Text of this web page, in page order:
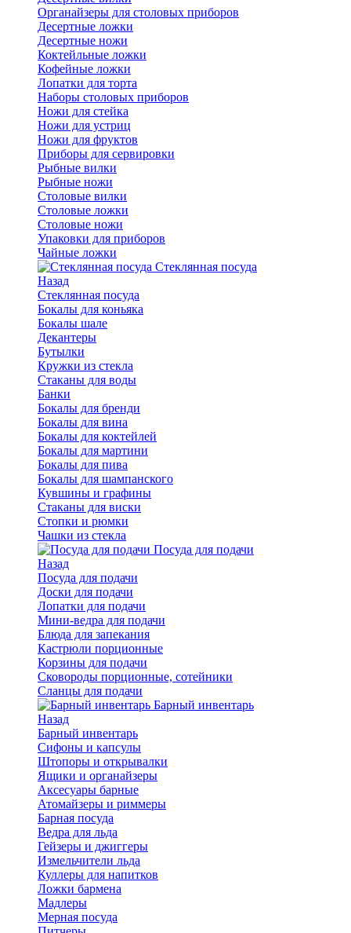
Органайзеры для столовых приборов
Десертные ложки
Десертные ножи
Коктейльные ложки
Кофейные ложки
Лопатки для торта
Наборы столовых приборов
Ножи для стейка
Ножи для устриц
Ножи для фруктов
Приборы для сервировки
Рыбные вилки
Рыбные ножи
Столовые вилки
Столовые ложки
Столовые ножи
Упаковки для приборов
Чайные ложки
Стеклянная посуда
Назад
Стеклянная посуда
Бокалы для коньяка
Бокалы шале
Декантеры
Бутылки
Кружки из стекла
Стаканы для воды
Банки
Бокалы для бренди
Бокалы для вина
Бокалы для коктейлей
Бокалы для мартини
Бокалы для пива
Бокалы для шампанского
Кувшины и графины
Стаканы для виски
Стопки и рюмки
Чашки из стекла
Посуда для подачи
Назад
Посуда для подачи
Доски для подачи
Лопатки для подачи
Мини-ведра для подачи
Блюда для запекания
Кастрюли порционные
Корзины для подачи
Сковороды порционные, сотейники
Сланцы для подачи
Барный инвентарь
Назад
Барный инвентарь
Сифоны и капсулы
Штопоры и открывалки
Ящики и органайзеры
Аксесуары барные
Атомайзеры и риммеры
Барная посуда
Ведра для льда
Гейзеры и джиггеры
Измельчители льда
Куллеры для напитков
Ложки бармена
Мадлеры
Мерная посуда